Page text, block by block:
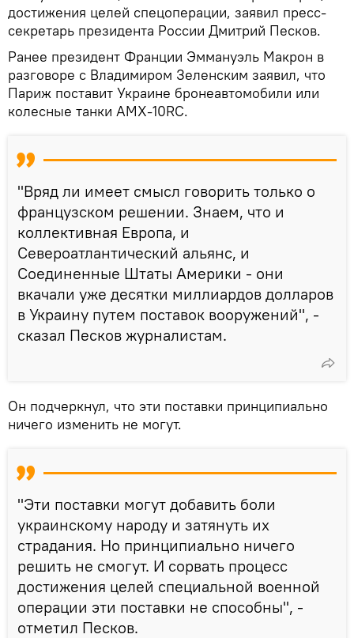
достижения целей спецоперации, заявил пресс-
секретарь президента России Дмитрий Песков.
Ранее президент Франции Эммануэль Макрон в
разговоре с Владимиром Зеленским заявил, что
Париж поставит Украине бронеавтомобили или
колесные танки AMX-10RC.
"Вряд ли имеет смысл говорить только о
французском решении. Знаем, что и
коллективная Европа, и
Североатлантический альянс, и
Соединенные Штаты Америки - они
вкачали уже десятки миллиардов долларов
в Украину путем поставок вооружений", -
сказал Песков журналистам.
Он подчеркнул, что эти поставки принципиально
ничего изменить не могут.
"Эти поставки могут добавить боли
украинскому народу и затянуть их
страдания. Но принципиально ничего
решить не смогут. И сорвать процесс
достижения целей специальной военной
операции эти поставки не способны", -
отметил Песков.